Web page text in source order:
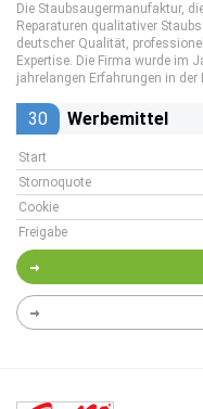
Die Staubsaugermanufaktur,
Reparaturen qualitativer
deutscher Qualität,
Expertise. Die Firma wurde im
jahrelangen Erfahrungen in der
30 Werbemittel
Start
Stornoquote
Cookie
Freigabe